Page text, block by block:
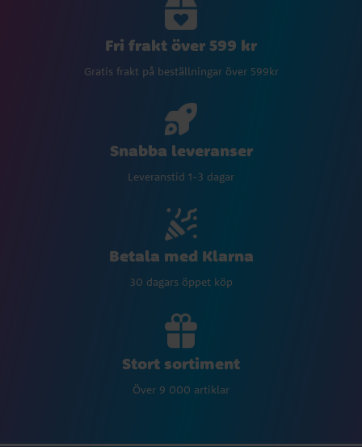
Fri frakt över 599 kr
Gratis frakt på beställningar över 599kr
Snabba leveranser
Leveranstid 1-3 dagar
Betala med Klarna
30 dagars öppet köp
Stort sortiment
Över 9 000 artiklar